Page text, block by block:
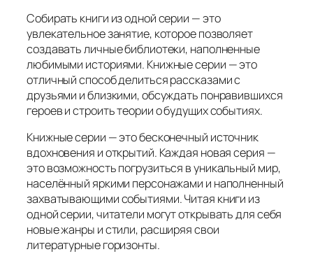
Собирать книги из одной серии — это
увлекательное занятие, которое позволяет
создавать личные библиотеки, наполненные
любимыми историями. Книжные серии — это
отличный способ делиться рассказами с
друзьями и близкими, обсуждать понравившихся
героев и строить теории о будущих событиях.
Книжные серии — это бесконечный источник
вдохновения и открытий. Каждая новая серия —
это возможность погрузиться в уникальный мир,
населённый яркими персонажами и наполненный
захватывающими событиями. Читая книги из
одной серии, читатели могут открывать для себя
новые жанры и стили, расширяя свои
литературные горизонты.